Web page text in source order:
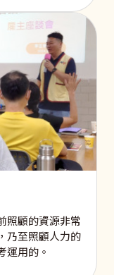
照顧的資源非常
乃至照顧人力的
運用的。